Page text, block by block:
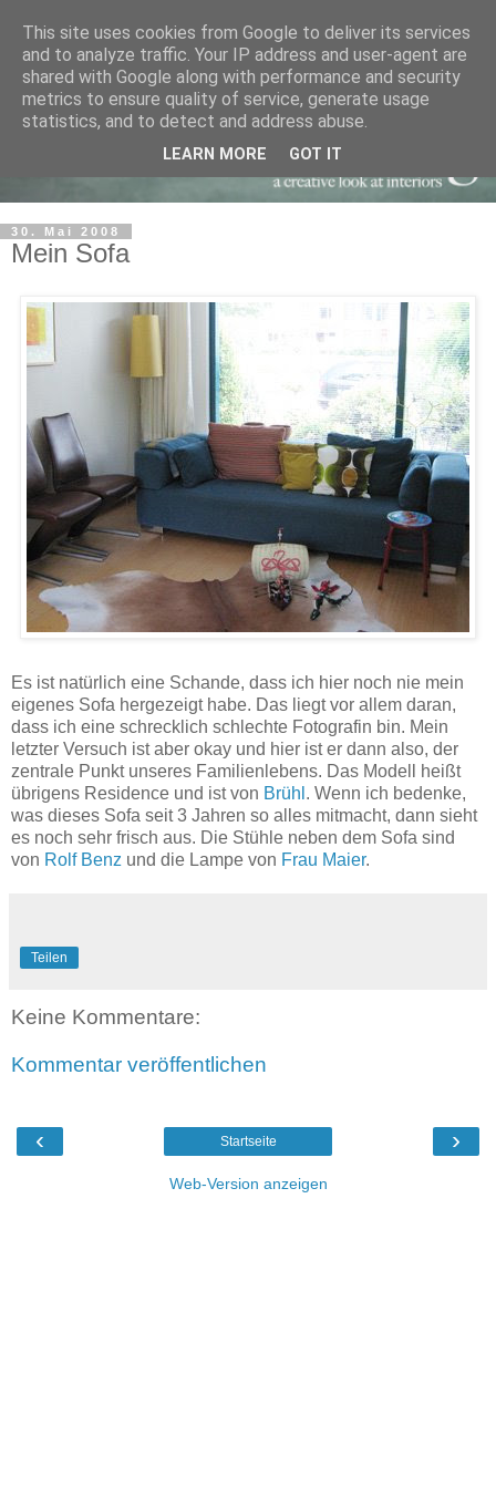
30. Mai 2008
Mein Sofa
Es ist natürlich eine Schande, dass ich hier noch nie mein
eigenes Sofa hergezeigt habe. Das liegt vor allem daran,
dass ich eine schrecklich schlechte Fotografin bin. Mein
letzter Versuch ist aber okay und hier ist er dann also, der
zentrale Punkt unseres Familienlebens. Das Modell heißt
übrigens Residence und ist von Brühl . Wenn ich bedenke,
was dieses Sofa seit 3 Jahren so alles mitmacht, dann sieht
es noch sehr frisch aus. Die Stühle neben dem Sofa sind
von Rolf Benz und die Lampe von Frau Maier.
Teilen
Keine Kommentare:
Kommentar veröffentlichen
‹ ›
Startseite
Web-Version anzeigen
This site uses cookies from Google to deliver its services
and to analyze traffic. Your IP address and user-agent are
shared with Google along with performance and security
metrics to ensure quality of service, generate usage
statistics, and to detect and address abuse.
LEARN MORE GOT IT